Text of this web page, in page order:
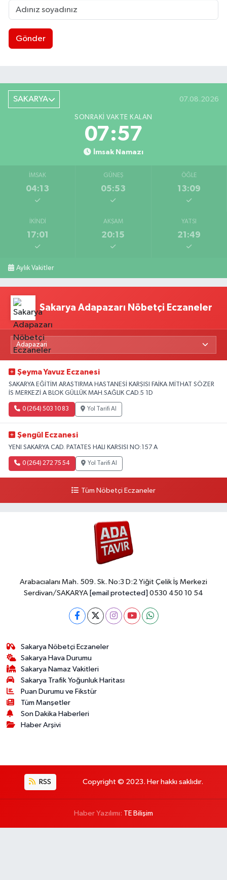
Gönder
SAKARYA 07.08.2026
SONRAKI VAKTE KALAN
07:56
İmsak Namazı
İMSAK
04:13
GÜNEŞ
05:53
ÖĞLE
13:09
İKINDI
17:01
AKŞAM
20:15
YATSI
21:49
Aylık Vakitler
Sakarya Adapazarı Nöbetçi Eczaneler
Şeyma Yavuz Eczanesi
SAKARYA EĞİTİM ARAŞTIRMA HASTANESİ KARŞISI FAİKA MİTHAT SÖZER
İS MERKEZİ A BLOK GÜLLÜK MAH.SAĞLIK CAD.5 1D
0 (264) 503 10 83 Yol Tarifi Al
Şengül Eczanesi
YENI SAKARYA CAD. PATATES HALI KARSISI NO:157 A
0 (264) 272 75 54 Yol Tarifi Al
Tüm Nöbetçi Eczaneler
Arabacıalanı Mah. 509. Sk. No:3 D:2 Yiğit Çelik İş Merkezi
Serdivan/SAKARYA [email protected] 0530 450 10 54
Sakarya Nöbetçi Eczaneler
Sakarya Hava Durumu
Sakarya Namaz Vakitleri
Sakarya Trafik Yoğunluk Haritası
Puan Durumu ve Fikstür
Tüm Manşetler
Son Dakika Haberleri
Haber Arşivi
RSS Copyright © 2023. Her hakkı saklıdır.
Haber Yazılımı: TE Bilişim